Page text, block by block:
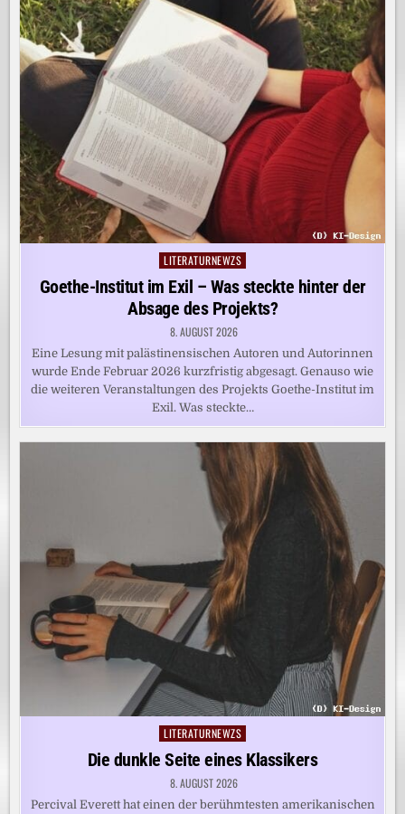
Posted
in
LITERATURNEWZS
Goethe-Institut im Exil – Was steckte hinter der
Absage des Projekts?
8. AUGUST 2026
Eine Lesung mit palästinensischen Autoren und Autorinnen
wurde Ende Februar 2026 kurzfristig abgesagt. Genauso wie
die weiteren Veranstaltungen des Projekts Goethe-Institut im
Exil. Was steckte…
Posted
in
LITERATURNEWZS
Die dunkle Seite eines Klassikers
8. AUGUST 2026
Percival Everett hat einen der berühmtesten amerikanischen